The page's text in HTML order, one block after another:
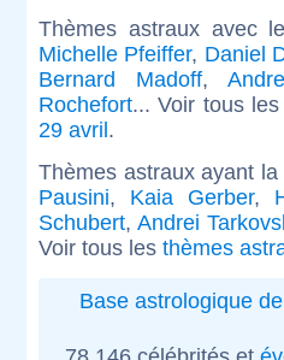
Thèmes astraux avec
Michelle Pfeiffer, Daniel
Bernard Madoff,
Rochefort... Voir tous
29 avril.
Thèmes astraux ayant
Pausini, Kaia Gerber,
Schubert, Andrei
Voir tous les thèmes
Base astrologique